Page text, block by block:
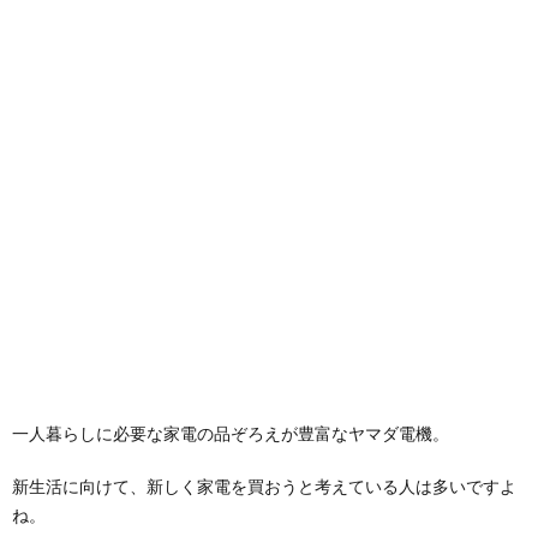
一人暮らしに必要な家電の品ぞろえが豊富なヤマダ電機。
新生活に向けて、新しく家電を買おうと考えている人は多いですよ
ね。